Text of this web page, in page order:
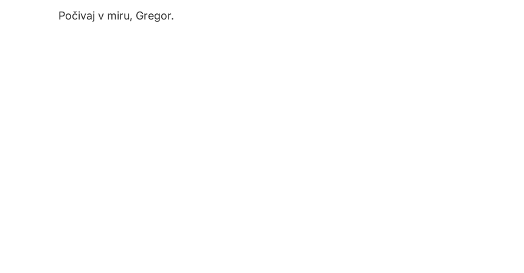
Počivaj v miru, Gregor.